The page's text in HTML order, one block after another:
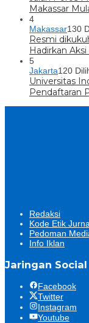
Makassar
4
Makassar130
Resmi
Hadirkan
5
Jakarta120
Universitas
Pendaftaran
Redaksi
Kode Etik
Pedoman
Info Iklan
Jaringan Social
Facebook
Twitter
Instagram
Youtube